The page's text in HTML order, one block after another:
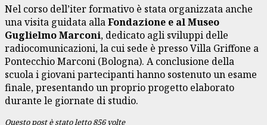
Nel corso dell’iter formativo è stata organizzata anche
una visita guidata allaFondazione e al Museo
Guglielmo Marconi, dedicato agli sviluppi delle
radiocomunicazioni, la cui sede è presso Villa Griffone a
Pontecchio Marconi (Bologna). A conclusione della
scuola i giovani partecipanti hanno sostenuto un esame
finale, presentando un proprio progetto elaborato
durante le giornate di studio.
Questo post è stato letto 856 volte